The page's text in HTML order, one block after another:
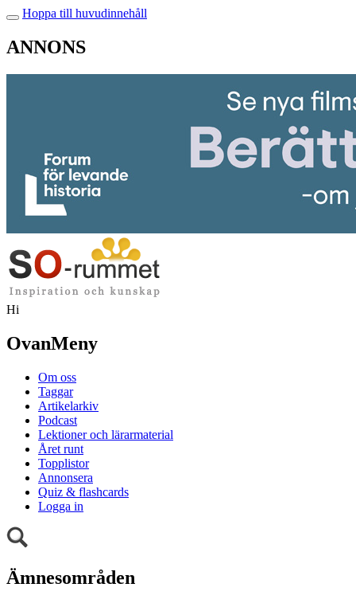
Hoppa till huvudinnehåll
ANNONS
Hi
OvanMeny
Om oss
Taggar
Artikelarkiv
Podcast
Lektioner och lärarmaterial
Året runt
Topplistor
Annonsera
Quiz & flashcards
Logga in
Ämnesområden